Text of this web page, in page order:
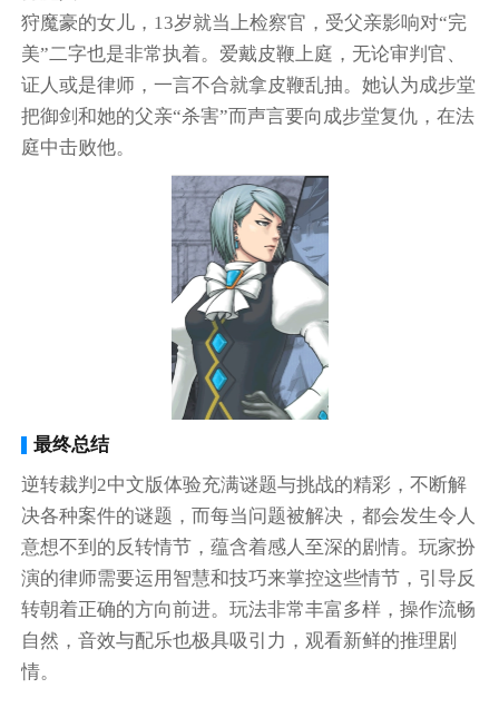
狩魔豪的女儿，13岁就当上检察官，受父亲影响对“完
美”二字也是非常执着。爱戴皮鞭上庭，无论审判官、
证人或是律师，一言不合就拿皮鞭乱抽。她认为成步堂
把御剑和她的父亲“杀害”而声言要向成步堂复仇，在法
庭中击败他。
最终总结
逆转裁判2中文版体验充满谜题与挑战的精彩，不断解
决各种案件的谜题，而每当问题被解决，都会发生令人
意想不到的反转情节，蕴含着感人至深的剧情。玩家扮
演的律师需要运用智慧和技巧来掌控这些情节，引导反
转朝着正确的方向前进。玩法非常丰富多样，操作流畅
自然，音效与配乐也极具吸引力，观看新鲜的推理剧
情。